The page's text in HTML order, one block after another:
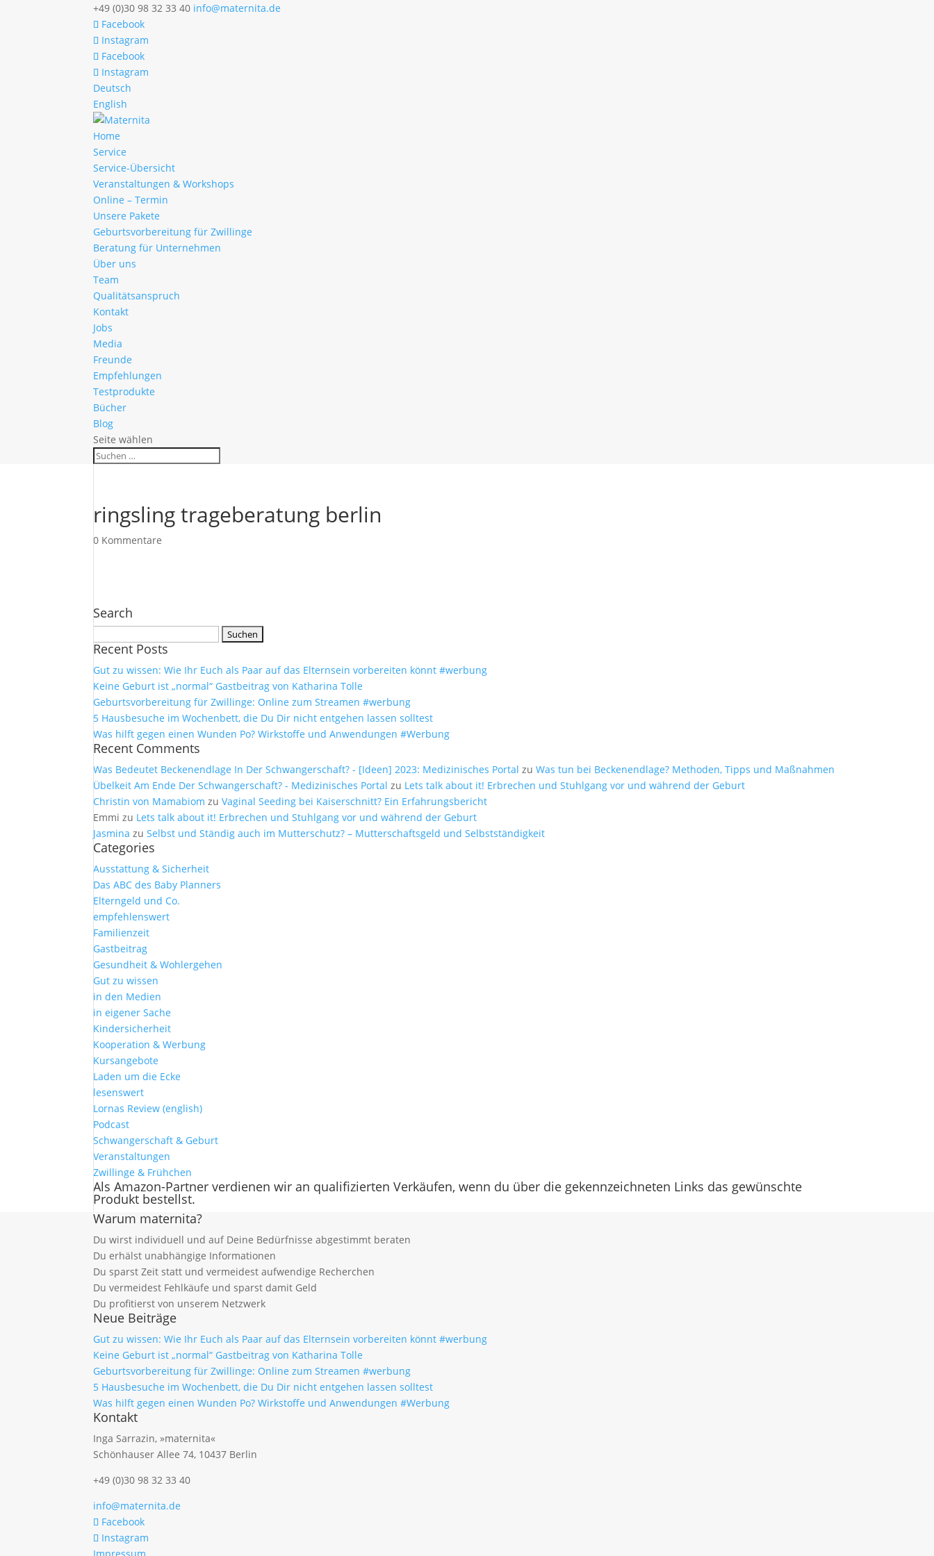
+49 (0)30 98 32 33 40 info@maternita.de
Facebook
Instagram
Facebook
Instagram
Deutsch
English
Home
Service
Service-Übersicht
Veranstaltungen & Workshops
Online – Termin
Unsere Pakete
Geburtsvorbereitung für Zwillinge
Beratung für Unternehmen
Über uns
Team
Qualitätsanspruch
Kontakt
Jobs
Media
Freunde
Empfehlungen
Testprodukte
Bücher
Blog
Seite wählen
ringsling trageberatung berlin
0 Kommentare
Search
nach:
Recent Posts
Gut zu wissen: Wie Ihr Euch als Paar auf das Elternsein vorbereiten könnt #werbung
Keine Geburt ist „normal“ Gastbeitrag von Katharina Tolle
Geburtsvorbereitung für Zwillinge: Online zum Streamen #werbung
5 Hausbesuche im Wochenbett, die Du Dir nicht entgehen lassen solltest
Was hilft gegen einen Wunden Po? Wirkstoffe und Anwendungen #Werbung
Recent Comments
Was Bedeutet Beckenendlage In Der Schwangerschaft? - [Ideen] 2023: Medizinisches Portal zuWas tun bei Beckenendlage? Methoden, Tipps und Maßnahmen
Übelkeit Am Ende Der Schwangerschaft? - Medizinisches Portal zu Lets talk about it! Erbrechen und Stuhlgang vor und während der Geburt
Christin von Mamabiom zuVaginal Seeding bei Kaiserschnitt? Ein Erfahrungsbericht
Emmi zu Lets talk about it! Erbrechen und Stuhlgang vor und während der Geburt
Jasmina zuSelbst und Ständig auch im Mutterschutz? – Mutterschaftsgeld und Selbstständigkeit
Categories
Ausstattung & Sicherheit
Das ABC des Baby Planners
Elterngeld und Co.
empfehlenswert
Familienzeit
Gastbeitrag
Gesundheit & Wohlergehen
Gut zu wissen
in den Medien
in eigener Sache
Kindersicherheit
Kooperation & Werbung
Kursangebote
Laden um die Ecke
lesenswert
Lornas Review (english)
Podcast
Schwangerschaft & Geburt
Veranstaltungen
Zwillinge & Frühchen
Als Amazon-Partner verdienen wir an qualifizierten Verkäufen, wenn du über die gekennzeichneten Links das gewünschte
Produkt bestellst.
Warum maternita?
Du wirst individuell und auf Deine Bedürfnisse abgestimmt beraten
Du erhälst unabhängige Informationen
Du sparst Zeit statt und vermeidest aufwendige Recherchen
Du vermeidest Fehlkäufe und sparst damit Geld
Du profitierst von unserem Netzwerk
Neue Beiträge
Gut zu wissen: Wie Ihr Euch als Paar auf das Elternsein vorbereiten könnt #werbung
Keine Geburt ist „normal“ Gastbeitrag von Katharina Tolle
Geburtsvorbereitung für Zwillinge: Online zum Streamen #werbung
5 Hausbesuche im Wochenbett, die Du Dir nicht entgehen lassen solltest
Was hilft gegen einen Wunden Po? Wirkstoffe und Anwendungen #Werbung
Kontakt
Inga Sarrazin, »maternita«
Schönhauser Allee 74, 10437 Berlin
+49 (0)30 98 32 33 40
info@maternita.de
Facebook
Instagram